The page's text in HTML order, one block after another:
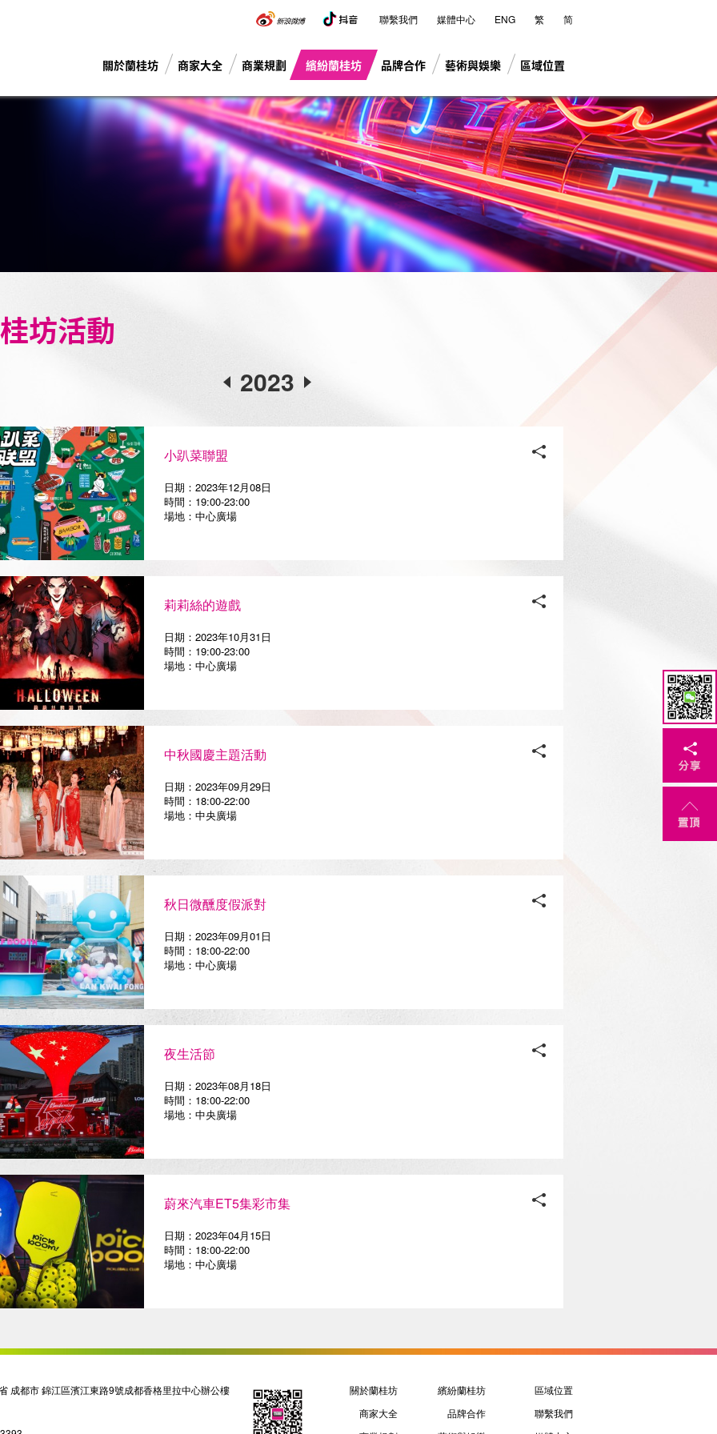
關於蘭桂坊 商家大全 商業規劃 繽紛蘭桂坊 品牌合作 藝術與娛樂 區域位置
聯繫我們 媒體中心 ENG 繁 简
坊活動
2023
小趴菜聯盟
日期：2023年12月08日
時間：19:00-23:00
場地：中心廣場
莉莉絲的遊戲
日期：2023年10月31日
時間：19:00-23:00
場地：中心廣場
中秋國慶主題活動
日期：2023年09月29日
時間：18:00-22:00
場地：中央廣場
秋日微醺度假派對
日期：2023年09月01日
時間：18:00-22:00
場地：中心廣場
夜生活節
日期：2023年08月18日
時間：18:00-22:00
場地：中央廣場
蔚來汽車ET5集彩市集
日期：2023年04月15日
時間：18:00-22:00
場地：中心廣場
成都市 錦江區濱江東路9號成都香格里拉中心辦公樓
關於蘭桂坊
商家大全
繽紛蘭桂坊
品牌合作
區域位置
聯繫我們